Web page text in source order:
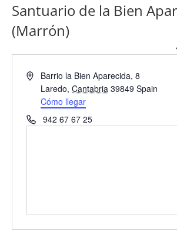
Santuario de la Bien
(Marrón)
Dirección
Barrio la Bien Aparecida, 8
Laredo, Cantabria 39849 Spain
Cómo llegar
Teléfono942 67 67 25